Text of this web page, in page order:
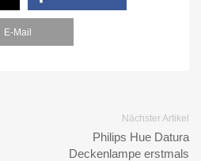
E-Mail
Nächster Artikel
Philips Hue Datura
Deckenlampe erstmals